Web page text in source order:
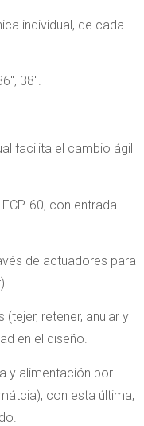
individual, de cada
38″.
facilita el cambio ágil
60, con entrada
de actuadores para
(tejer, retener, anular y
en el diseño.
y alimentación por
con esta última,